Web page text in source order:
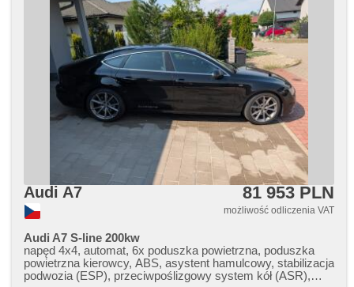
Audi A7 81 953 PLN
możliwość odliczenia VAT
Audi A7 S-line 200kw
napęd 4x4, automat, 6x poduszka powietrzna, poduszka
powietrzna kierowcy, ABS, asystent hamulcowy, stabilizacja
podwozia (ESP), przeciwpoślizgowy system kół (ASR),